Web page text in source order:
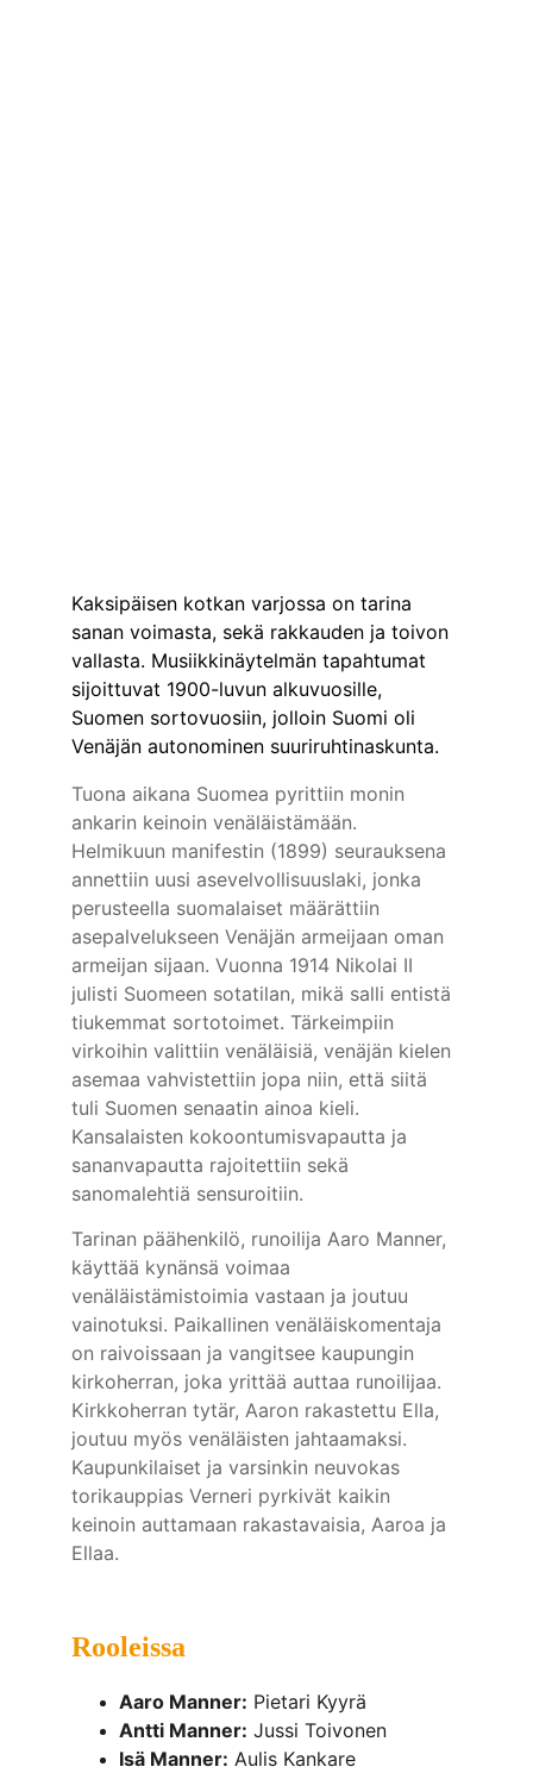
Kaksipäisen kotkan varjossa on tarina
sanan voimasta, sekä rakkauden ja toivon
vallasta. Musiikkinäytelmän tapahtumat
sijoittuvat 1900-luvun alkuvuosille,
Suomen sortovuosiin, jolloin Suomi oli
Venäjän autonominen suuriruhtinaskunta.
Tuona aikana Suomea pyrittiin monin
ankarin keinoin venäläistämään.
Helmikuun manifestin (1899) seurauksena
annettiin uusi asevelvollisuuslaki, jonka
perusteella suomalaiset määrättiin
asepalvelukseen Venäjän armeijaan oman
armeijan sijaan. Vuonna 1914 Nikolai II
julisti Suomeen sotatilan, mikä salli entistä
tiukemmat sortotoimet. Tärkeimpiin
virkoihin valittiin venäläisiä, venäjän kielen
asemaa vahvistettiin jopa niin, että siitä
tuli Suomen senaatin ainoa kieli.
Kansalaisten kokoontumisvapautta ja
sananvapautta rajoitettiin sekä
sanomalehtiä sensuroitiin.
Tarinan päähenkilö, runoilija Aaro Manner,
käyttää kynänsä voimaa
venäläistämistoimia vastaan ja joutuu
vainotuksi. Paikallinen venäläiskomentaja
on raivoissaan ja vangitsee kaupungin
kirkoherran, joka yrittää auttaa runoilijaa.
Kirkkoherran tytär, Aaron rakastettu Ella,
joutuu myös venäläisten jahtaamaksi.
Kaupunkilaiset ja varsinkin neuvokas
torikauppias Verneri pyrkivät kaikin
keinoin auttamaan rakastavaisia, Aaroa ja
Ellaa.
Aaro Manner: Pietari Kyyrä
Antti Manner: Jussi Toivonen
Isä Manner: Aulis Kankare
Rooleissa